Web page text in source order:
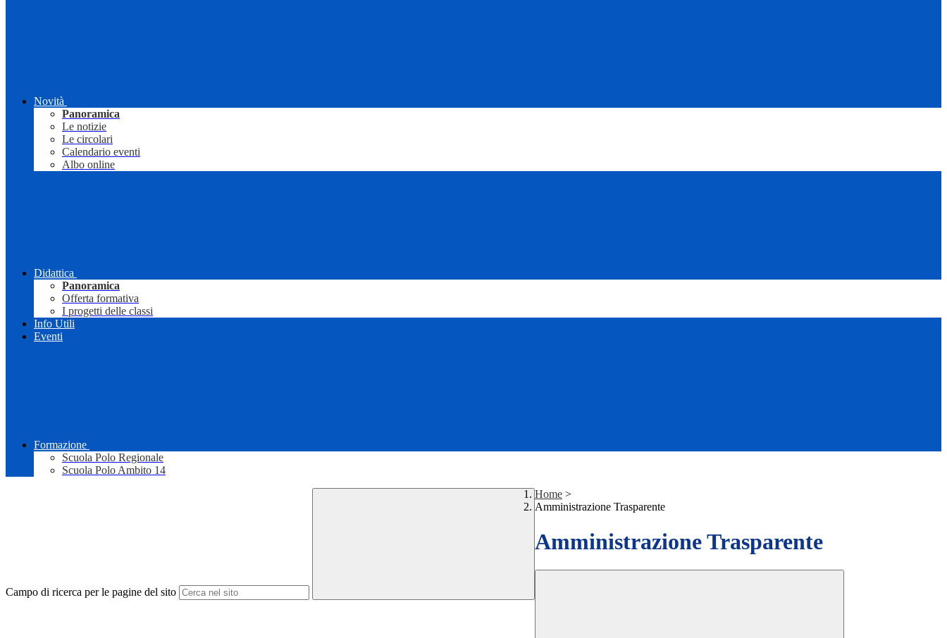
Novità
Panoramica
Le notizie
Le circolari
Calendario eventi
Albo online
Didattica
Panoramica
Offerta formativa
I progetti delle classi
Info Utili
Eventi
Formazione
Scuola Polo Regionale
Scuola Polo Ambito 14
Campo di ricerca per le pagine del sito
Home >
Amministrazione Trasparente
Amministrazione Trasparente